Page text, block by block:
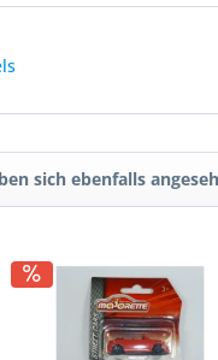
sich ebenfalls